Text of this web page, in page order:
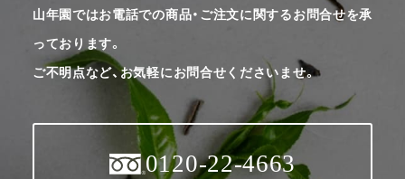
山年園ではお電話での商品・ご注文に関するお問合せを承
っております。
ご不明点など、お気軽にお問合せくださいませ。
0120-22-4663